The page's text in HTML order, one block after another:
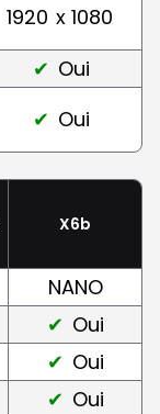
1920 x 1080
Oui
Oui
X6b
NANO
Oui
Oui
Oui